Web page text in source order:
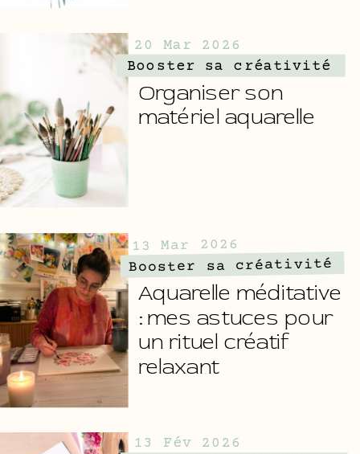
Organiser son
matériel aquarelle
Booster sa créativité
20 Mar 2026
Aquarelle méditative
: mes astuces pour
un rituel créatif
relaxant
Booster sa créativité
13 Mar 2026
13 Fév 2026